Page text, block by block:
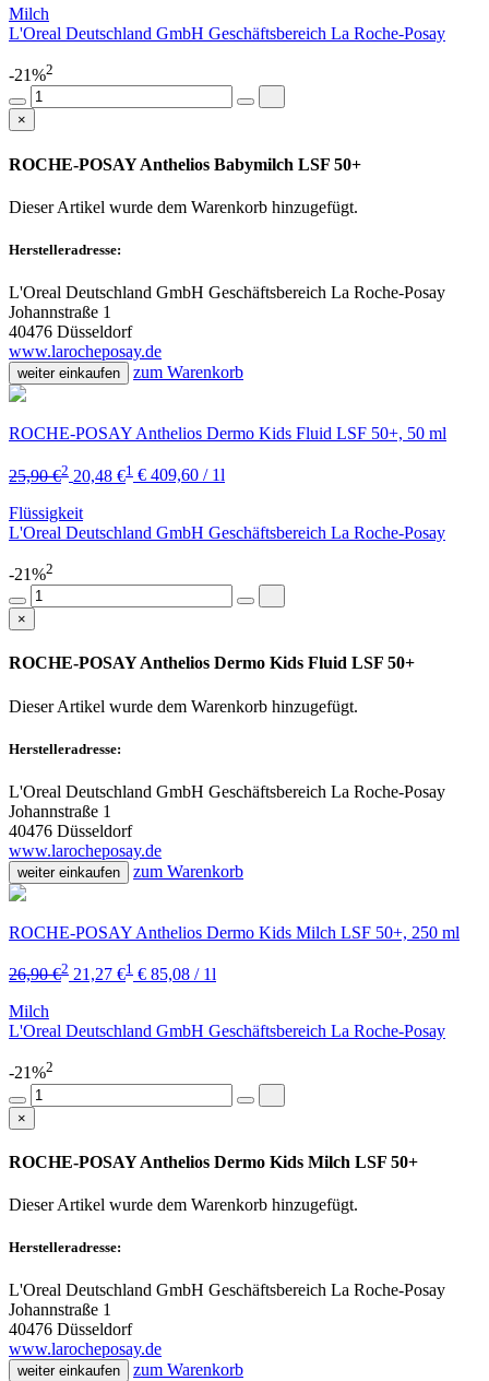
Milch
L'Oreal Deutschland GmbH Geschäftsbereich La Roche-Posay
-21%2
×
ROCHE-POSAY Anthelios Babymilch LSF 50+
Dieser Artikel wurde dem Warenkorb hinzugefügt.
Herstelleradresse:
L'Oreal Deutschland GmbH Geschäftsbereich La Roche-Posay
Johannstraße 1
40476 Düsseldorf
www.larocheposay.de
weiter einkaufen zum Warenkorb
ROCHE-POSAY Anthelios Dermo Kids Fluid LSF 50+, 50 ml
25,90 €2 20,48 €1 € 409,60 / 1l
Flüssigkeit
L'Oreal Deutschland GmbH Geschäftsbereich La Roche-Posay
-21%2
×
ROCHE-POSAY Anthelios Dermo Kids Fluid LSF 50+
Dieser Artikel wurde dem Warenkorb hinzugefügt.
Herstelleradresse:
L'Oreal Deutschland GmbH Geschäftsbereich La Roche-Posay
Johannstraße 1
40476 Düsseldorf
www.larocheposay.de
weiter einkaufen zum Warenkorb
ROCHE-POSAY Anthelios Dermo Kids Milch LSF 50+, 250 ml
26,90 €2 21,27 €1 € 85,08 / 1l
Milch
L'Oreal Deutschland GmbH Geschäftsbereich La Roche-Posay
-21%2
×
ROCHE-POSAY Anthelios Dermo Kids Milch LSF 50+
Dieser Artikel wurde dem Warenkorb hinzugefügt.
Herstelleradresse:
L'Oreal Deutschland GmbH Geschäftsbereich La Roche-Posay
Johannstraße 1
40476 Düsseldorf
www.larocheposay.de
weiter einkaufen zum Warenkorb